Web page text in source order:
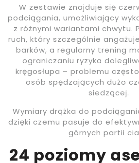
W zestawie znajduje się
podciągania, umożliwiający
z różnymi wariantami chwytu.
ruch, który szczególnie
barków, a regularny trening
ograniczaniu ryzyka
kręgosłupa – problemu
osób spędzających dużo
siedzącej.
Wymiary drążka do
dzięki czemu pasuje do
górnych partii
24 poziomy